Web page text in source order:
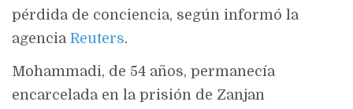
pérdida de conciencia, según informó la
agencia Reuters.
Mohammadi, de 54 años, permanecía
encarcelada en la prisión de Zanjan